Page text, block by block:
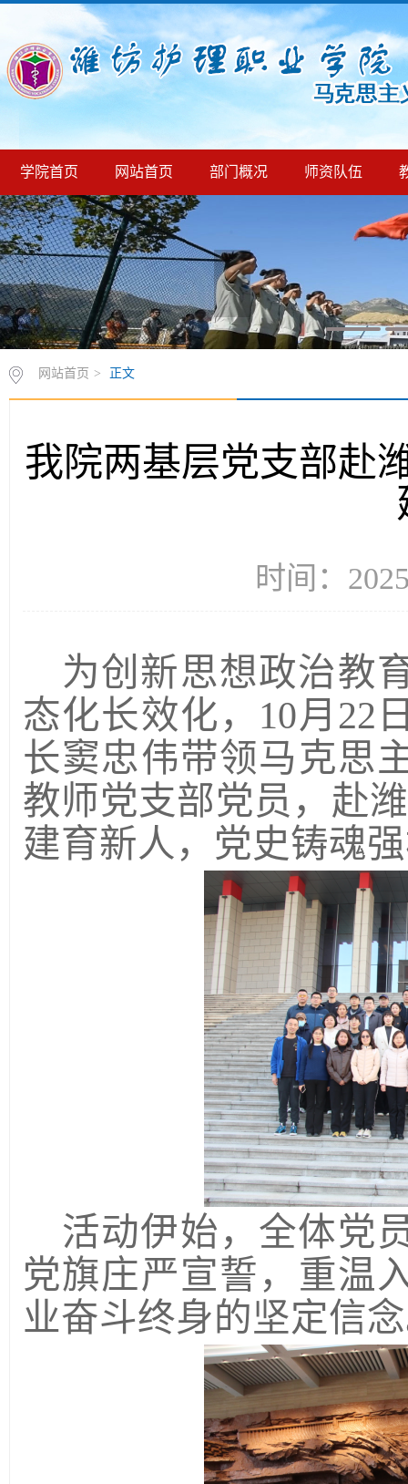
学院首页 网站首页 部门概况 师资队伍
网站首页 > 正文
我院两基层党支部赴
时间：
为创新思想政治教
态化长效化， 10月22
长窦忠伟带领马克思
教师党支部党员，赴
建育新人，党史铸魂
活动伊始，全体党
党旗庄严宣誓，重温
业奋斗终身的坚定信